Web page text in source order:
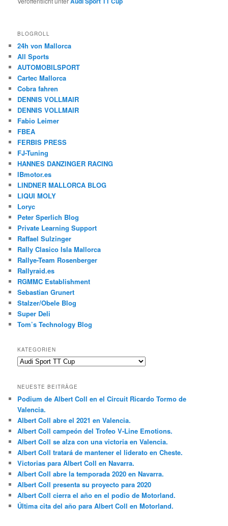
BLOGROLL
24h von Mallorca
All Sports
AUTOMOBILSPORT
Cartec Mallorca
Cobra fahren
DENNIS VOLLMAIR
DENNIS VOLLMAIR
Fabio Leimer
FBEA
FERBIS PRESS
FJ-Tuning
HANNES DANZINGER RACING
IBmotor.es
LINDNER MALLORCA BLOG
LIQUI MOLY
Loryc
Peter Sperlich Blog
Private Learning Support
Raffael Sulzinger
Rally Clasico Isla Mallorca
Rallye-Team Rosenberger
Rallyraid.es
RGMMC Establishment
Sebastian Grunert
Stalzer/Obele Blog
Super Deli
Tom’s Technology Blog
KATEGORIEN
Kategorien
NEUESTE BEITRÄGE
Podium de Albert Coll en el Circuit Ricardo Tormo de
Valencia.
Albert Coll abre el 2021 en Valencia.
Albert Coll campeón del Trofeo V-Line Emotions.
Albert Coll se alza con una victoria en Valencia.
Albert Coll tratará de mantener el liderato en Cheste.
Victorias para Albert Coll en Navarra.
Albert Coll abre la temporada 2020 en Navarra.
Albert Coll presenta su proyecto para 2020
Albert Coll cierra el año en el podio de Motorland.
Última cita del año para Albert Coll en Motorland.